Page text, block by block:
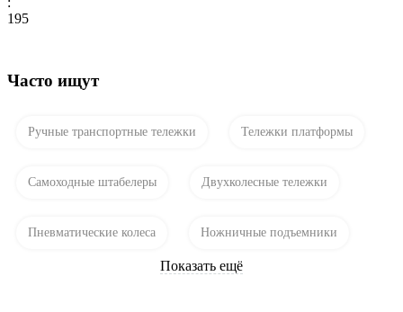
195
Часто ищут
Ручные транспортные тележки Тележки платформы
Самоходные штабелеры Двухколесные тележки
Пневматические колеса Ножничные подъемники
Показать ещё